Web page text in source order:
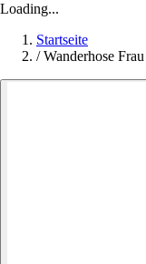
Loading...
Startseite
/ Wanderhose